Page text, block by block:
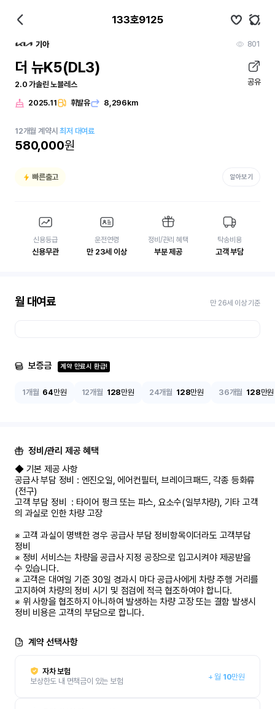
133호9125
기아 801
더 뉴K5(DL3)
2.0 가솔린 노블레스 공유
2025.11 휘발유 8,296km
12개월 계약시최저 대여료
580,000원
빠른출고 알아보기
신용등급
신용무관
운전연령
만 23세 이상
정비/관리 혜택
부분 제공
탁송비용
고객 부담
월 대여료 만 26세 이상 기준
보증금 계약 만료시 환급!
1개월 64만원 12개월 128만원 24개월 128만원 36개월 128만원
정비/관리 제공 혜택
◆ 기본 제공 사항
공급사 부담 정비 : 엔진오일, 에어컨필터, 브레이크패드, 각종 등화류
(전구)
고객 부담 정비  : 타이어 펑크 또는 파스, 요소수(일부차량), 기타 고객
의 과실로 인한 차량 고장
※ 고객 과실이 명백한 경우 공급사 부담 정비항목이더라도 고객부담
정비
※ 정비 서비스는 차량을 공급사 지정 공장으로 입고시켜야 제공받을
수 있습니다.
※ 고객은 대여일 기준 30일 경과시 마다 공급사에게 차량 주행 거리를
고지하여 차량의 정비 시기 및 점검에 적극 협조하여야 합니다.
※ 위 사항을 협조하지 아니하여 발생하는 차량 고장 또는 결함 발생시
정비 비용은 고객의 부담으로 합니다.
계약 선택사항
자차 보험
보상한도 내 면책금이 있는 보험
+월 10만원